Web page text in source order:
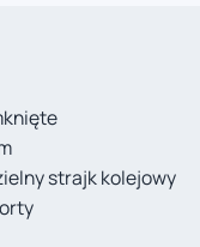
strajk kolejowy